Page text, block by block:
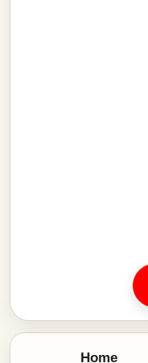
Home